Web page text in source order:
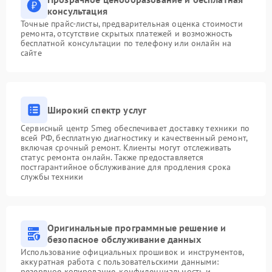
консультация
Точные прайс-листы, предварительная оценка стоимости
ремонта, отсутствие скрытых платежей и возможность
бесплатной консультации по телефону или онлайн на
сайте
Широкий спектр услуг
Сервисный центр Smeg обеспечивает доставку техники по
всей РФ, бесплатную диагностику и качественный ремонт,
включая срочный ремонт. Клиенты могут отслеживать
статус ремонта онлайн. Также предоставляется
постгарантийное обслуживание для продления срока
службы техники
Оригинальные программные решение и
безопасное обслуживание данных
Использование официальных прошивок и инструментов,
аккуратная работа с пользовательскими данными: